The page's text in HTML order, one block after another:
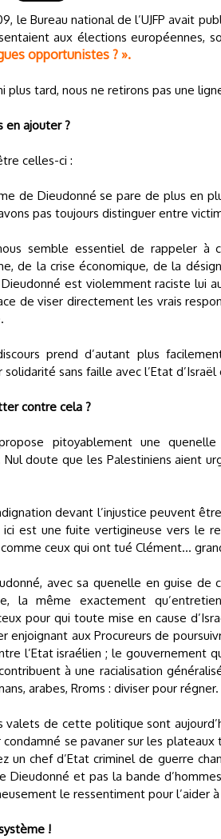
le Bureau national de l’UJFP avait
aux élections européennes,
opportunistes ? ».
plus tard, nous ne retirons pas une
en ajouter ?
celles-ci :
de Dieudonné se pare de plus en
pas toujours distinguer entre
semble essentiel de rappeler à
de la crise économique, de la
est violemment raciste lui
de viser directement les vrais
prend d’autant plus
sans faille avec l’Etat
contre cela ?
pitoyablement une
Nul doute que les Palestiniens aient
devant l’injustice peuvent
est une fuite vertigineuse vers le
ceux qui ont tué Clément...
avec sa quenelle en guise
la même exactement
pour qui toute mise en cause
enjoignant aux Procureurs de
l’Etat israélien ; le gouvernement
à une racialisation
arabes, Rroms : diviser pour régner.
valets de cette politique sont
condamné se pavaner sur les
un chef d’Etat criminel de guerre
Dieudonné et pas la bande
le ressentiment pour l’aider
!